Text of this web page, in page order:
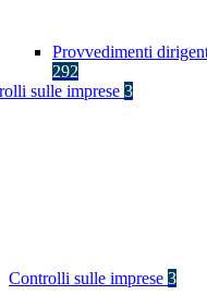
Provvedimenti
292
sulle imprese 3
Controlli sulle imprese 3